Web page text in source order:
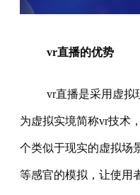
vr直播的优势
vr直播是采用虚拟
为虚拟实境简称vr技术
个类似于现实的虚拟场
等感官的模拟，让使用